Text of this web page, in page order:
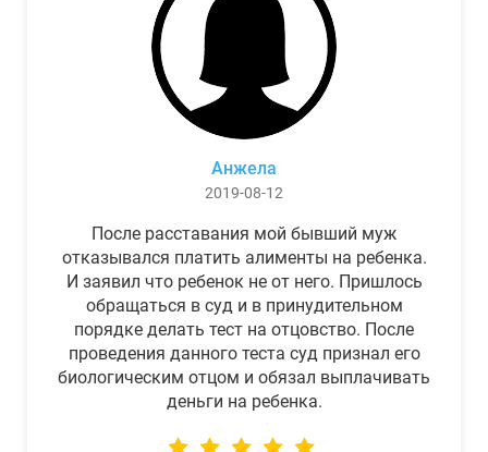
Анжела
2019-08-12
После расставания мой бывший муж
отказывался платить алименты на ребенка.
И заявил что ребенок не от него. Пришлось
обращаться в суд и в принудительном
порядке делать тест на отцовство. После
проведения данного теста суд признал его
биологическим отцом и обязал выплачивать
деньги на ребенка.